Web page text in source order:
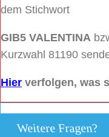
dem Stichwort
GIB5 VALENTINA
Kurzwahl 81190
Hier verfolgen, was
Weitere Fragen?